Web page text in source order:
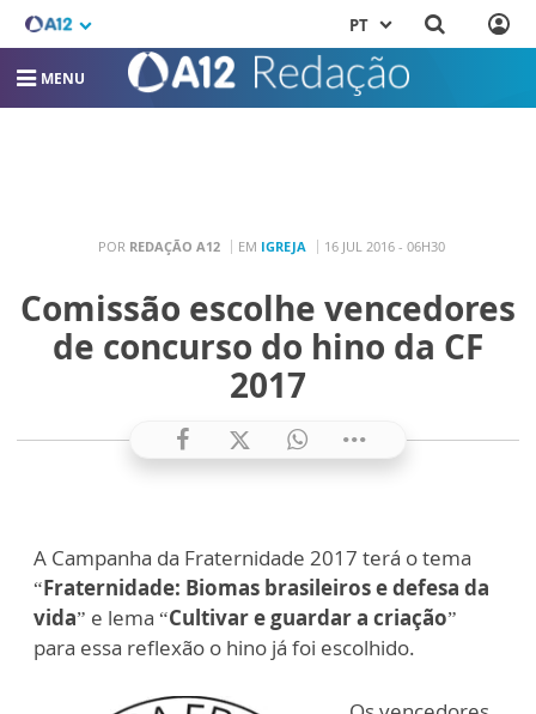
PT
MENU
POR REDAÇÃO A12 EM IGREJA 16 JUL 2016 - 06H30
Comissão escolhe vencedores
de concurso do hino da CF
2017
A Campanha da Fraternidade 2017 terá o tema
“Fraternidade: Biomas brasileiros e defesa da
vida” e lema “Cultivar e guardar a criação”
para essa reflexão o hino já foi escolhido.